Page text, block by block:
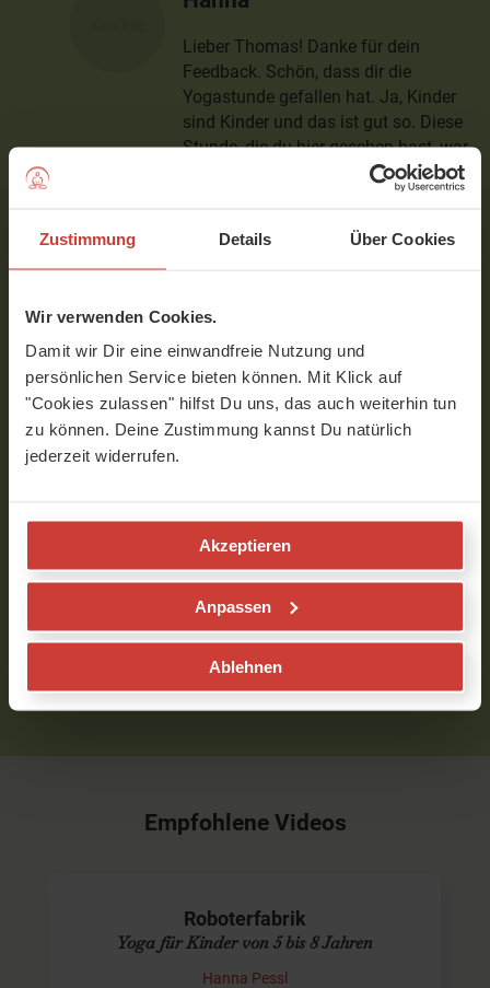
Zustimmung Details Über Cookies
Wir verwenden Cookies.
Damit wir Dir eine einwandfreie Nutzung und
persönlichen Service bieten können. Mit Klick auf
"Cookies zulassen" hilfst Du uns, das auch weiterhin tun
zu können. Deine Zustimmung kannst Du natürlich
jederzeit widerrufen.
Akzeptieren
Anpassen
Ablehnen
Lieber Thomas! Danke für dein
Feedback. Schön, dass dir die
Yogastunde gefallen hat. Ja, Kinder
sind Kinder und das ist gut so. Diese
Stunde, die du hier gesehen hast, war
eine ganz authentische Kinderyoga-
Stunde und bewusst so auch
Spaß machen - auch dem Kind vor
richtig - genau so, wie du bist." Für
uns Erwachsene ist das eine große
Praxis in Annehmen und Geduld.
Kinder dekonstruieren unsere Form
von Realität und dem Bild von Yoga.
Um Kommentare schreiben zu können, musst Du
BitteloggeDich zuerst ein bzw.registriereDich.
Empfohlene Videos
Roboterfabrik
Yoga für Kinder von 5 bis 8 Jahren
Hanna Pessl